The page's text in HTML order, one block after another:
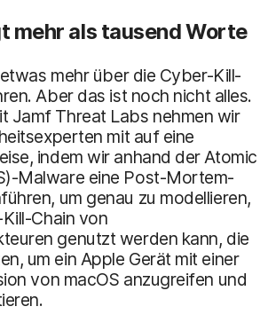
mehr als tausend Worte
mehr über die Cyber-Kill-
Aber das ist noch nicht alles.
Jamf Threat Labs nehmen wir
mit auf eine
indem wir anhand der Atomic
Malware eine Post-Mortem-
um genau zu modellieren,
Chain von
genutzt werden kann, die
um ein Apple Gerät mit einer
von macOS anzugreifen und